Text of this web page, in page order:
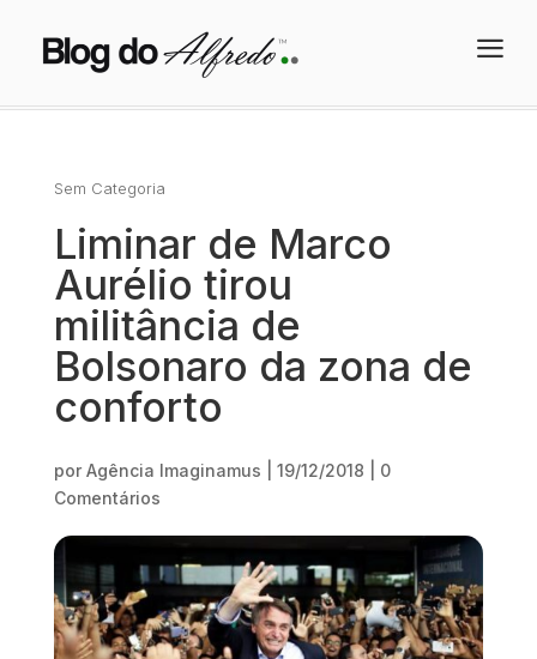
a
Sem Categoria
Liminar de Marco
Aurélio tirou
militância de
Bolsonaro da zona de
conforto
por Agência Imaginamus 19/12/2018
0
Comentários